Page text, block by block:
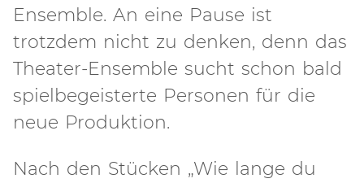
Ensemble. An eine Pause ist
trotzdem nicht zu denken, denn das
Theater-Ensemble sucht schon bald
spielbegeisterte Personen für die
neue Produktion.
Nach den Stücken „Wie lange du